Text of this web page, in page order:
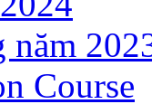
năm
Course